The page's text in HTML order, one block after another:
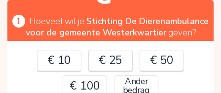
1 Hoeveel wil je Stichting De Dierenambulance
voor de gemeente Westerkwartiergeven?
€ 10 € 25
€ 50
€ 100
Ander
bedrag